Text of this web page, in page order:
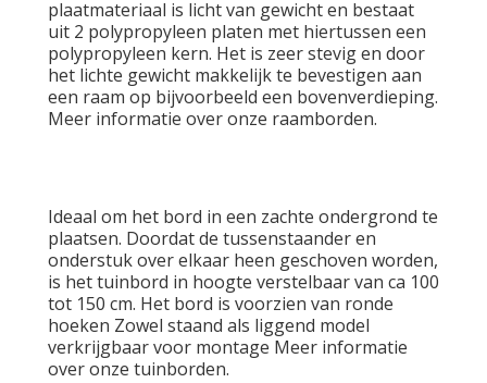
plaatmateriaal is licht van gewicht en bestaat
uit 2 polypropyleen platen met hiertussen een
polypropyleen kern. Het is zeer stevig en door
het lichte gewicht makkelijk te bevestigen aan
een raam op bijvoorbeeld een bovenverdieping.
Meer informatie over onze raamborden.
Ideaal om het bord in een zachte ondergrond te
plaatsen. Doordat de tussenstaander en
onderstuk over elkaar heen geschoven worden,
is het tuinbord in hoogte verstelbaar van ca 100
tot 150 cm. Het bord is voorzien van ronde
hoeken Zowel staand als liggend model
verkrijgbaar voor montage Meer informatie
over onze tuinborden.